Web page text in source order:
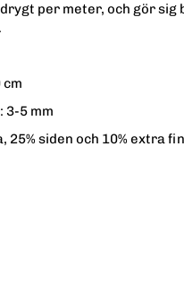
per meter, och gör sig
3-5 mm
25% siden och 10% extra